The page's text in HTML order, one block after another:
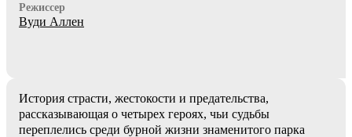
Режиссер
Вуди Аллен
История страсти, жестокости и предательства,
рассказывающая о четырех героях, чьи судьбы
переплелись среди бурной жизни знаменитого парка